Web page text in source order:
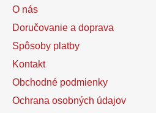
O nás
Doručovanie a doprava
Spôsoby platby
Kontakt
Obchodné podmienky
Ochrana osobných údajov